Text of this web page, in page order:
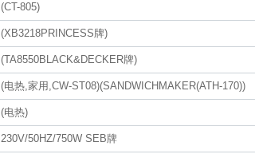
(CT-805)
(XB3218PRINCESS牌)
(TA8550BLACK&DECKER牌)
(电热,家用,CW-ST08)(SANDWICHMAKER(ATH-170))
(电热)
230V/50HZ/750W SEB牌